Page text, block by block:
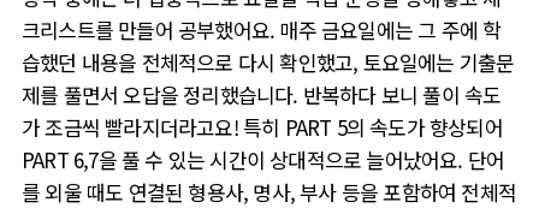
크리스트를 만들어 공부했어요. 매주 금요일에는 그 주에 학
습했던 내용을 전체적으로 다시 확인했고, 토요일에는 기출문
제를 풀면서 오답을 정리했습니다. 반복하다 보니 풀이 속도
가 조금씩 빨라지더라고요! 특히 PART 5의 속도가 향상되어
PART 6,7을 풀 수 있는 시간이 상대적으로 늘어났어요. 단어
를 외울 때도 연결된 형용사, 명사, 부사 등을 포함하여 전체적